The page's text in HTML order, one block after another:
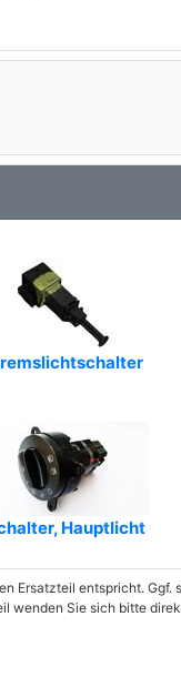
Hauptlicht
Ersatzteil entspricht. Ggf.
wenden Sie sich bitte